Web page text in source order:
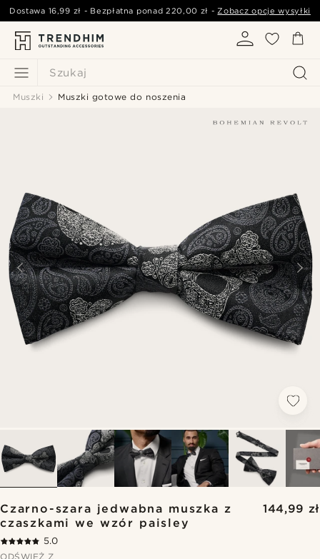
Szukaj
Dostawa 16,99 zł - Bezpłatna ponad220,00 zł -Zobacz opcje wysyłki
Muszki Muszki gotowe do noszenia
Czarno-szara jedwabna muszka z
czaszkami we wzór paisley
144,99 zł
5.0
ODŚWIEŻ Z